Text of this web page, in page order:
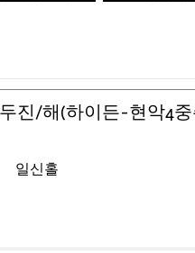
진/해(하이든-현악4
일신홀